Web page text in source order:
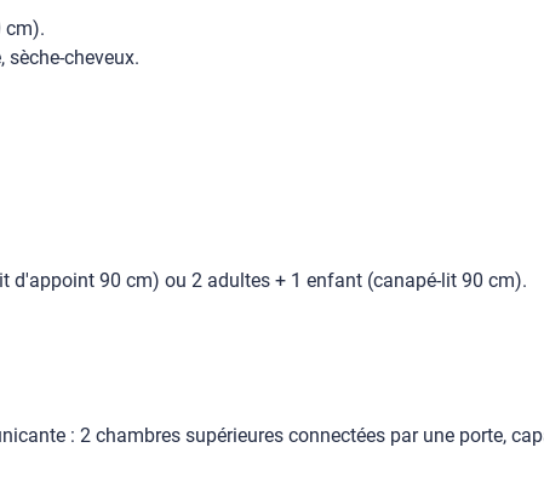
cm).
sèche-cheveux.
d'appoint 90 cm) ou 2 adultes + 1 enfant (canapé-lit 90 cm).
: 2 chambres supérieures connectées par une porte,